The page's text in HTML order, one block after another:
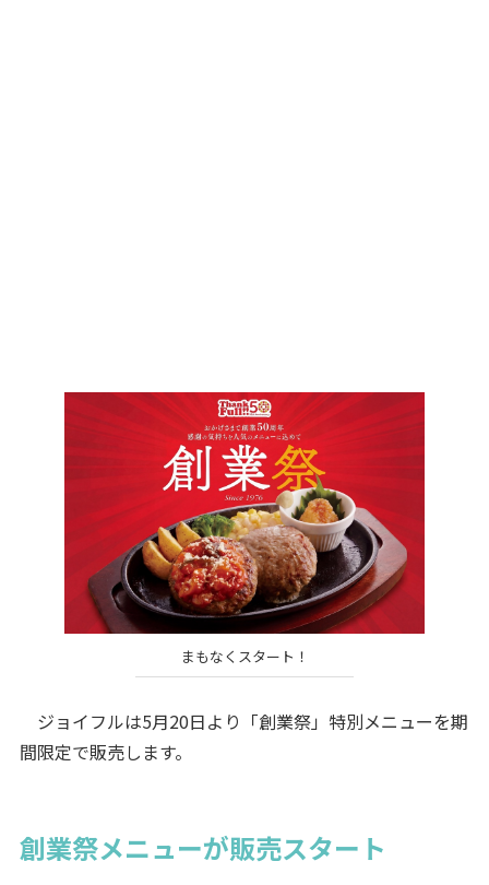
まもなくスタート！
ジョイフルは5月20日より「創業祭」特別メニューを期
間限定で販売します。
創業祭メニューが販売スタート